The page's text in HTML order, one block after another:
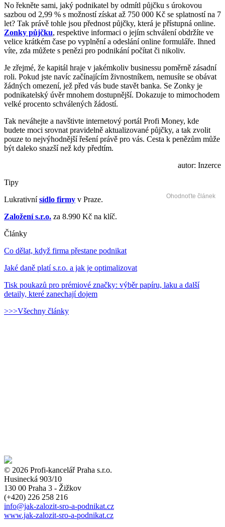
No řekněte sami, jaký podnikatel by odmítl půjčku s úrokovou
sazbou od 2,99 % s možností získat až 750 000 Kč se splatností na 7
let? Tak právě tohle jsou přednost půjčky, která je přístupná online.
Zonky půjčku, respektive informaci o jejím schválení obdržíte ve
velice krátkém čase po vyplnění a odeslání online formuláře. Ihned
víte, zda můžete s penězi pro podnikání počítat či nikoliv.
Je zřejmé, že kapitál hraje v jakémkoliv businessu poměrně zásadní
roli. Pokud jste navíc začínajícím živnostníkem, nemusíte se obávat
žádných omezení, jež před vás bude stavět banka. Se Zonky je
podnikatelský úvěr mnohem dostupnější. Dokazuje to mimochodem
velké procento schválených žádostí.
Tak neváhejte a navštivte internetový portál Profi Money, kde
budete moci srovnat pravidelně aktualizované půjčky, a tak zvolit
pouze to nejvýhodnější řešení právě pro vás. Cesta k penězům může
být daleko snazší než kdy předtím.
autor: Inzerce
Ohodnoťte článek
Tipy
Lukrativnísídlo firmy v Praze.
Založení s.r.o. za 8.990 Kč na klíč.
Články
Co dělat, když firma přestane podnikat
Jaké daně platí s.r.o. a jak je optimalizovat
Tisk poukazů pro prémiové značky: výběr papíru, laku a další
detaily, které zanechají dojem
>>>Všechny články
© 2026 Profi-kancelář Praha s.r.o.
Husinecká 903/10
130 00 Praha 3 - Žižkov
(+420) 226 258 216
info@jak-zalozit-sro-a-podnikat.cz
www.jak-zalozit-sro-a-podnikat.cz